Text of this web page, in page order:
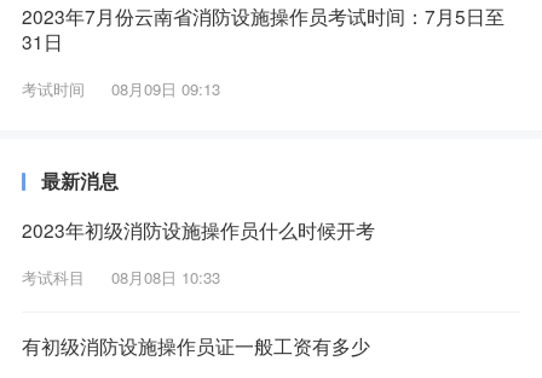
2023年7月份云南省消防设施操作员考试时间：7月5日至
31日
考试时间 08月09日 09:13
最新消息
2023年初级消防设施操作员什么时候开考
考试科目 08月08日 10:33
有初级消防设施操作员证一般工资有多少